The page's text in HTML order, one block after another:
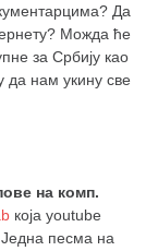
Да
Можда ће
за Србију као
да нам укину све
на комп.
која youtube
песма на